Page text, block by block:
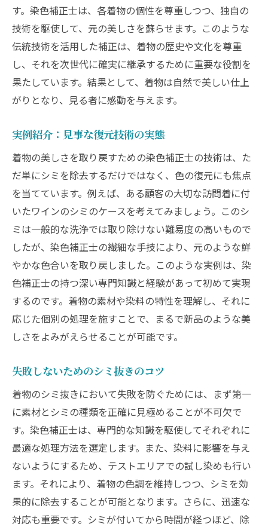
す。染色補正士は、各着物の個性を尊重しつつ、独自の
技術を駆使して、元の美しさを蘇らせます。このような
伝統技術を活用した補正は、着物の歴史や文化を尊重
し、それを次世代に確実に継承するために重要な役割を
果たしています。結果として、着物は自然で美しい仕上
がりとなり、見る者に感動を与えます。
実例紹介：見事な復元技術の実態
着物の美しさを取り戻すための染色補正士の技術は、た
だ単にシミを除去するだけではなく、色の復元にも焦点
を当てています。例えば、ある顧客の大切な訪問着に付
いたワインのシミのケースを考えてみましょう。このシ
ミは一般的な洗浄では取り除けない難易度の高いもので
したが、染色補正士の繊細な手技により、元のような鮮
やかな色合いを取り戻しました。このような実例は、染
色補正士の持つ深い専門知識と経験があって初めて実現
するのです。着物の素材や染料の特性を理解し、それに
応じた個別の処理を施すことで、まるで新品のような美
しさをよみがえらせることが可能です。
失敗しないためのシミ抜きのコツ
着物のシミ抜きにおいて失敗を防ぐためには、まず第一
に素材とシミの種類を正確に見極めることが不可欠で
す。染色補正士は、専門的な知識を駆使してそれぞれに
最適な処理方法を選定します。また、染料に影響を与え
ないようにするため、テストエリアでの試し染めも行い
ます。それにより、着物の色調を維持しつつ、シミを効
果的に除去することが可能となります。さらに、迅速な
対応も重要です。シミが付いてから時間が経つほど、除